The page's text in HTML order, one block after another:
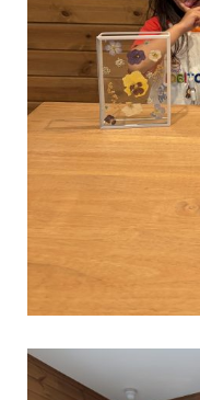
BESS福知山
京都府福知山市
fukuchiyama.bess.jp